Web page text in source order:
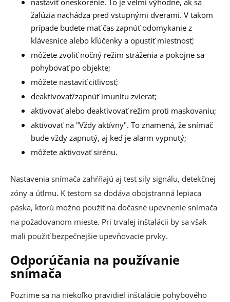
žalúzia nachádza pred vstupnými dverami. V takom
prípade budete mať čas zapnúť odomykanie z
klávesnice alebo kľúčenky a opustiť miestnosť;
môžete zvoliť nočný režim stráženia a pokojne sa
pohybovať po objekte;
môžete nastaviť citlivosť;
deaktivovať/zapnúť imunitu zvierat;
aktivovať alebo deaktivovať režim proti maskovaniu;
aktivovať na "Vždy aktívny". To znamená, že snímač
bude vždy zapnutý, aj keď je alarm vypnutý;
môžete aktivovať sirénu.
Nastavenia snímača zahŕňajú aj test sily signálu, detekčnej
zóny a útlmu. K testom sa dodáva obojstranná lepiaca
páska, ktorú možno použiť na dočasné upevnenie snímača
na požadovanom mieste. Pri trvalej inštalácii by sa však
mali použiť bezpečnejšie upevňovacie prvky.
Odporúčania na používanie
snímača
Pozrime sa na niekoľko pravidiel inštalácie pohybového